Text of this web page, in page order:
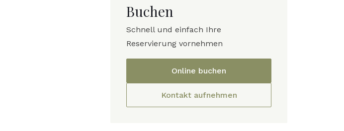
Buchen
Schnell und einfach Ihre
Reservierung vornehmen
Online buchen
Kontakt aufnehmen